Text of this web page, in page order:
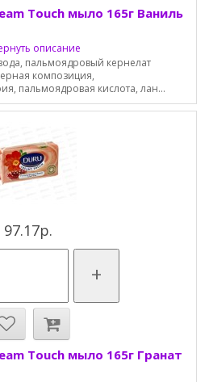
Touch мыло 165г Ваниль
описание
пальмоядровый кернелат
композиция,
пальмоядровая кислота, лан...
97.17р.
+
Touch мыло 165г Гранат